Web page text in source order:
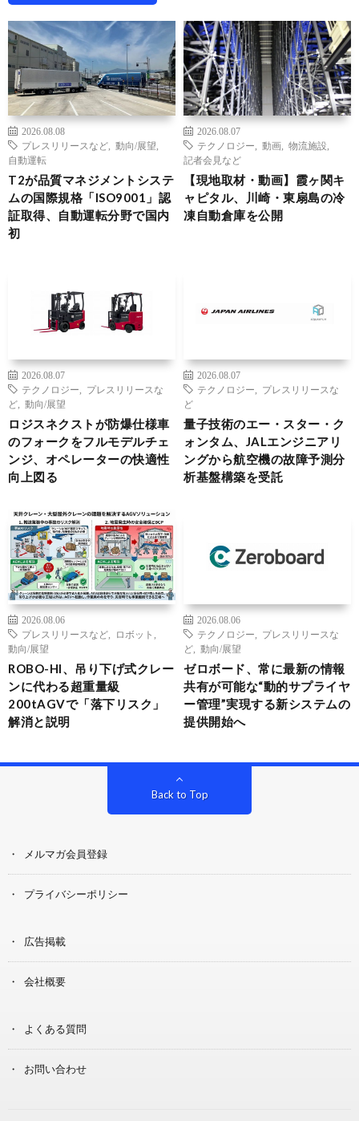
2026.08.08
プレスリリースなど
動向/展望
自動運転
T2が品質マネジメントシステ
ムの国際規格「ISO9001」認
証取得、自動運転分野で国内
初
2026.08.07
テクノロジー
動画 物流施設
記者会見など
【現地取材・動画】霞ヶ関キ
ャピタル、川崎・東扇島の冷
凍自動倉庫を公開
2026.08.07
テクノロジー
プレスリリースな
ど
動向/展望
ロジスネクストが防爆仕様車
のフォークをフルモデルチェ
ンジ、オペレーターの快適性
向上図る
2026.08.07
テクノロジー
プレスリリースな
ど
量子技術のエー・スター・ク
ォンタム、JALエンジニアリ
ングから航空機の故障予測分
析基盤構築を受託
2026.08.06
プレスリリースなど
ロボット
動向/展望
ROBO-HI、吊り下げ式クレー
ンに代わる超重量級
200tAGVで「落下リスク」
解消と説明
2026.08.06
テクノロジー
プレスリリースな
ど
動向/展望
ゼロボード、常に最新の情報
共有が可能な“動的サプライヤ
ー管理”実現する新システムの
提供開始へ
Back to Top
メルマガ会員登録
プライバシーポリシー
広告掲載
会社概要
よくある質問
お問い合わせ